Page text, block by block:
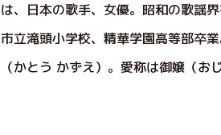
は、日本の歌手、女優。昭和の歌謡
市立滝頭小学校、精華学園高等部卒
（かとう かずえ）。愛称は御嬢（お